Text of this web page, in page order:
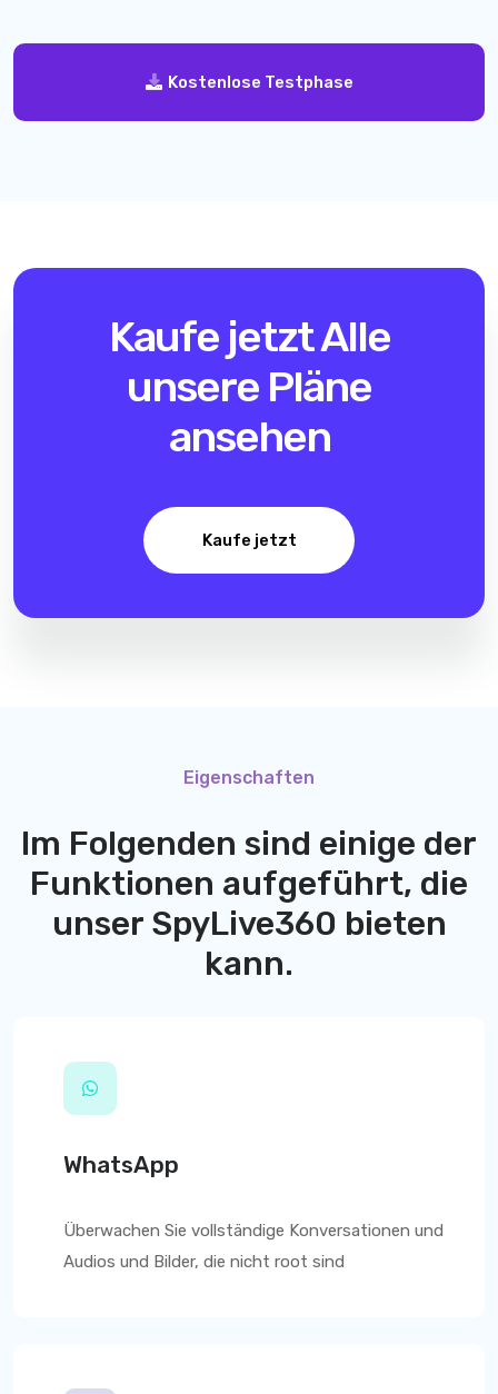
Kostenlose Testphase
Kaufe jetztAlle
unsere Pläne
ansehen
Kaufe jetzt
Eigenschaften
Im Folgenden sind einige der
Funktionen aufgeführt, die
unser SpyLive360 bieten
kann.
WhatsApp
Überwachen Sie vollständige Konversationen und
Audios und Bilder, die nicht root sind